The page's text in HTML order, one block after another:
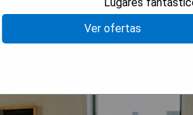
Ver ofertas